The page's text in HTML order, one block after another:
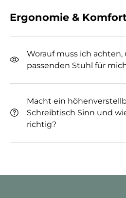
Ergonomie &
Worauf muss ich achten,
passenden Stuhl für
Macht ein
Schreibtisch Sinn und
richtig?